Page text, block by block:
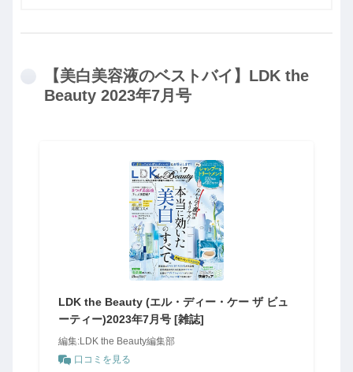
【美白美容液のベストバイ】LDK the
Beauty 2023年7月号
LDK the Beauty (エル・ディー・ケー ザ ビュ
ーティー)2023年7月号 [雑誌]
編集:LDK the Beauty編集部
口コミを見る